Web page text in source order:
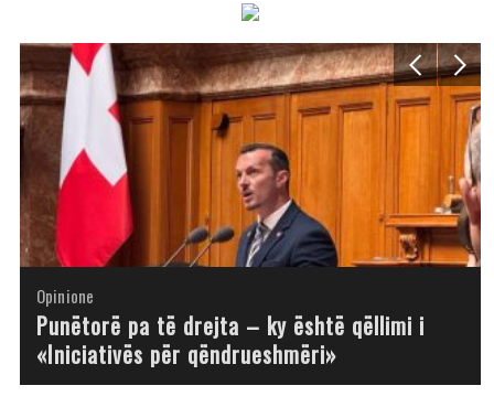
Opinione
Opinione
Punëtorë pa të drejta – ky është qëllimi i
«Iniciativës për qëndrueshmëri»
Opinione
Opinione
Opinione
Opinione
Opinione
Opinione